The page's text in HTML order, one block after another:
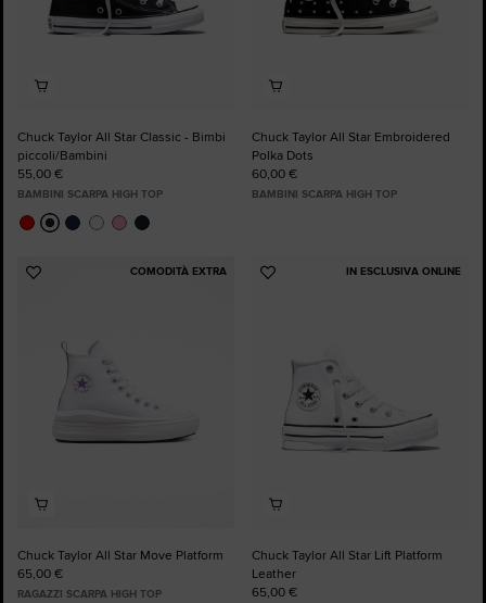
Chuck Taylor All Star Classic - Bimbi
piccoli/Bambini
55,00 €
BAMBINI SCARPA HIGH TOP
Chuck Taylor All Star Embroidered
Polka Dots
60,00 €
BAMBINI SCARPA HIGH TOP
COMODITÀ EXTRA
Aggiungi
Chuck Taylor All Star Move Platform
65,00 €
RAGAZZI SCARPA HIGH TOP
IN ESCLUSIVA ONLINE
Aggiungi
Chuck Taylor All Star Lift Platform
Leather
65,00 €